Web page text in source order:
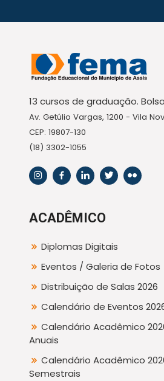
13 cursos de graduação.
Av. Getúlio Vargas, 1200 - Vila
CEP: 19807-130
(18) 3302-1055
ACADÊMICO
Diplomas Digitais
Eventos / Galeria de Fotos
Distribuição de Salas 2026
Calendário de Eventos
Calendário Acadêmico
Anuais
Calendário Acadêmico
Semestrais